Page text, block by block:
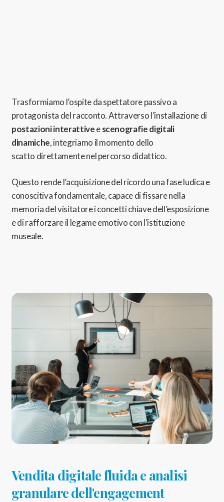
Trasformiamo l’ospite da spettatore passivo a
protagonista del racconto.Attraverso l’installazione di
postazioni interattiveescenografie digitali
dinamiche, integriamo il momento dello
scatto direttamente nel percorso didattico.
Questo rende l’acquisizione del ricordo una fase ludica e
conoscitiva fondamentale,capace di fissare nella
memoria del visitatore i concetti chiave dell’esposizione
e di rafforzare il legame emotivo con l’istituzione
museale.
Vendita digitale fluida e analisi
granulare dell'engagement